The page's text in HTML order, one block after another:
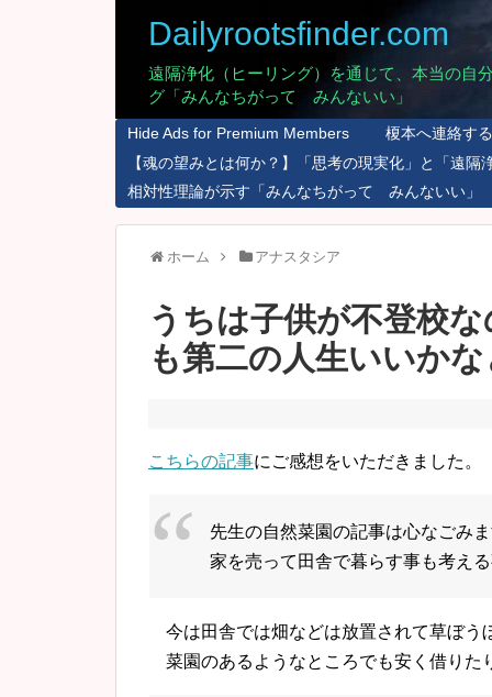
Dailyrootsfinder.com
遠隔浄化（ヒーリング）を通じて、本当の
グ「みんなちがって みんないい」
Hide Ads for Premium Members
榎本へ連絡す
【魂の望みとは何か？】「思考の現実化」と「遠隔
相対性理論が示す「みんなちがって みんないい」
ホーム アナスタシア
うちは子供が不登校
も第二の人生いいか
こちらの記事にご感想をいただきました。
先生の自然菜園の記事は心なごみ
家を売って田舎で暮らす事も考え
今は田舎では畑などは放置されて草ぼう
菜園のあるようなところでも安く借りた